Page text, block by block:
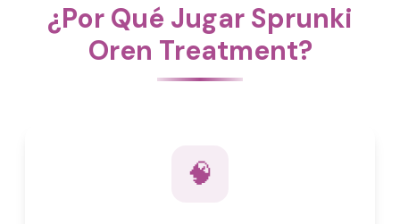
¿Por Qué Jugar Sprunki
Oren Treatment?
🧠